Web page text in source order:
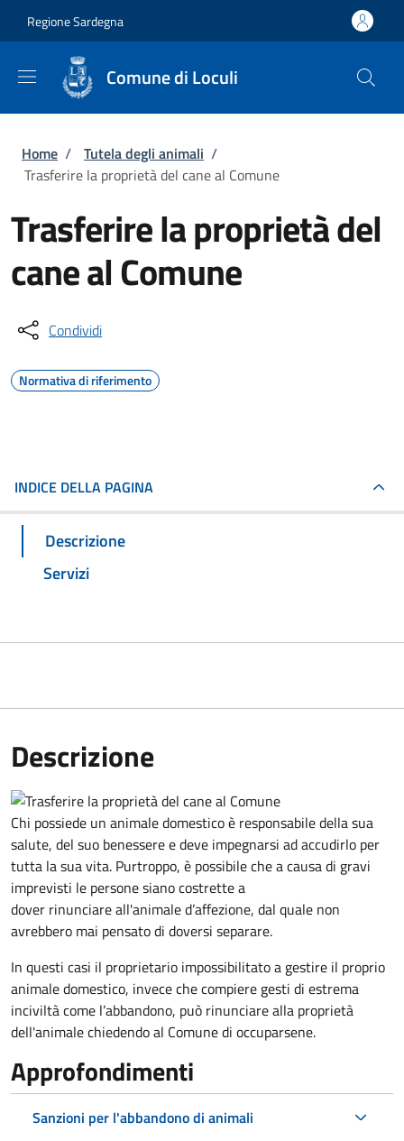
Regione Sardegna
Comune di Loculi
Briciole di pane
Home / Tutela degli animali /
Trasferire la proprietà del cane al Comune
Trasferire la proprietà del
cane al Comune
Condividi
Normativa di riferimento
INDICE DELLA PAGINA
Descrizione
Servizi
Descrizione
Chi possiede un animale domestico è responsabile della sua
salute, del suo benessere e deve impegnarsi ad accudirlo per
tutta la sua vita. Purtroppo, è possibile che a causa di gravi
imprevisti le persone siano costrette a
dover rinunciare all'animale d’affezione, dal quale non
avrebbero mai pensato di doversi separare.
In questi casi il proprietario impossibilitato a gestire il proprio
animale domestico, invece che compiere gesti di estrema
inciviltà come l’abbandono, può rinunciare alla proprietà
dell'animale chiedendo al Comune di occuparsene.
Approfondimenti
Sanzioni per l'abbandono di animali